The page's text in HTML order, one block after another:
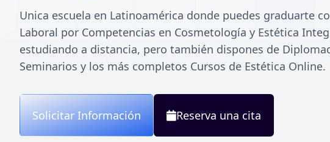
Unica escuela en Latinoamérica donde puedes graduarte
Laboral por Competencias en Cosmetología y Estética
estudiando a distancia, pero también dispones de
Seminarios y los más completos Cursos de Estética Online.
Solicitar Información Reserva una cita